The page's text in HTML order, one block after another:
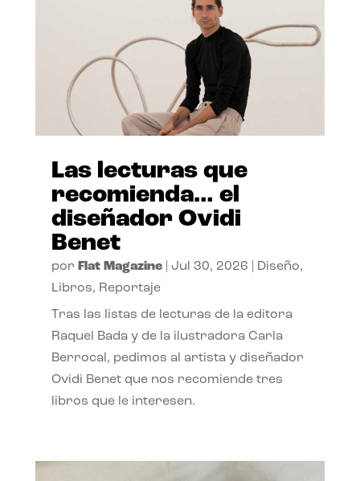
Las lecturas que
recomienda… el
diseñador Ovidi
Benet
por Flat Magazine| Jul 30, 2026 Diseño,
Libros, Reportaje
Tras las listas de lecturas de la editora
Raquel Bada y de la ilustradora Carla
Berrocal, pedimos al artista y diseñador
Ovidi Benet que nos recomiende tres
libros que le interesen.